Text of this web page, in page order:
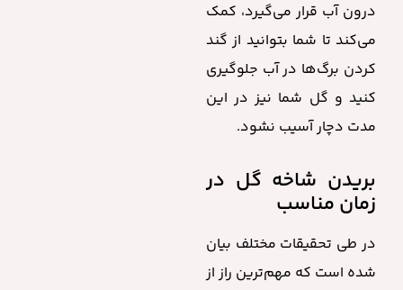
درون آب قرار می‌گیرد، کمک
می‌کند تا شما بتوانید از گند
کردن برگ‌ها در آب جلوگیری
کنید و گل شما نیز در این
مدت دچار آسیب نشود.
بریدن شاخه گل در
زمان مناسب
در طی تحقیقات مختلف بیان
شده است که مهم‌ترین راز از